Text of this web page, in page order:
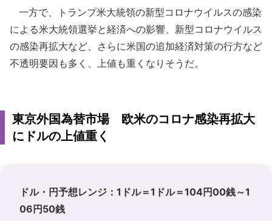
一方で、トランプ米大統領の新型コロナウイルスの感染
による米大統領選挙と経済への影響、新型コロナウイルス
の感染再拡大など、さらに米国の追加経済対策の行方など
不透明要因も多く、上値も重くなりそうだ。
東京外国為替市場 欧米のコロナ感染再拡大
にドルの上値重く
ドル・円予想レンジ：1ドル＝1ドル＝104円00銭～1
06円50銭